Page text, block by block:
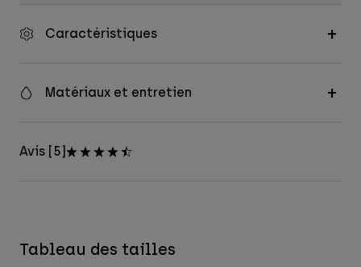
Caractéristiques
Matériaux et entretien
Avis [5]
Tableau des tailles